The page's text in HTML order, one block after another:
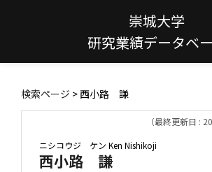
崇城大学
研究業績データベ
検索ページ > 西小路 謙
（最終更新日 :
ニシコウジ ケン Ken Nishikoji
西小路 謙